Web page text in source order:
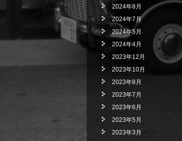
2024年8月
2024年7月
2024年5月
2024年4月
2023年12月
2023年10月
2023年8月
2023年7月
2023年6月
2023年5月
2023年3月